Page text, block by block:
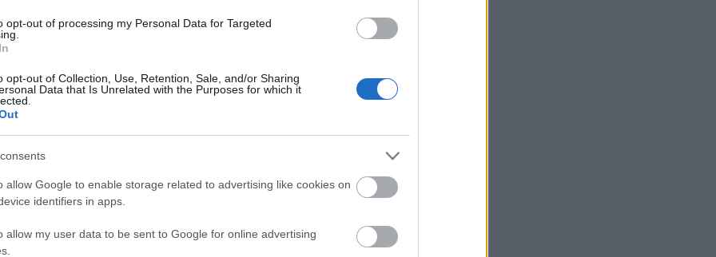
opt-out of processing my Personal Data for Targeted
opt-out of Collection, Use, Retention, Sale, and/or Sharing
Data that Is Unrelated with the Purposes for which it
allow Google to enable storage related to advertising like cookies on
identifiers in apps.
allow my user data to be sent to Google for online advertising
TáncolóMedve
Vinography
Barátilag
Food Police
Kézművesborok
Kistücsök
World
Interjú Nemes
Richárddal, a
Bormustra
szervezőjével